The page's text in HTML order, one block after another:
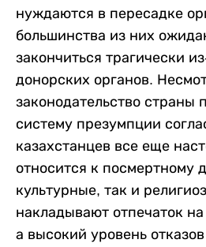
нуждаются в пересадке
большинства из них
закончиться трагически
донорских органов.
законодательство страны
систему презумпции
казахстанцев все еще
относится к посмертному
культурные, так и
накладывают отпечаток
а высокий уровень